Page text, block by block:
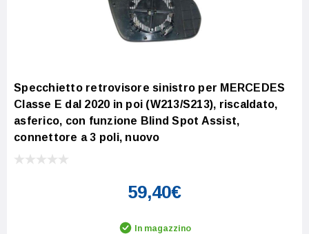
Specchietto retrovisore sinistro per MERCEDES
Classe E dal 2020 in poi (W213/S213), riscaldato,
asferico, con funzione Blind Spot Assist,
connettore a 3 poli, nuovo
59,40€
In magazzino